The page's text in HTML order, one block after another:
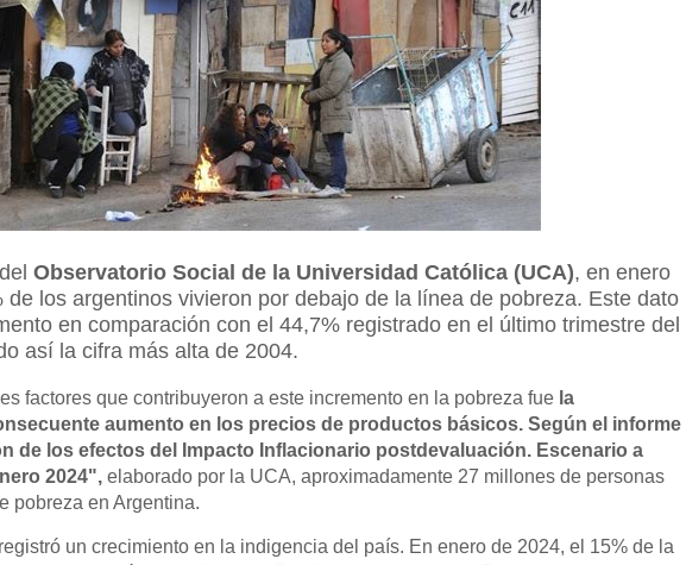
Observatorio Social de la Universidad Católica (UCA), en enero
de los argentinos vivieron por debajo de la línea de pobreza. Este dato
en comparación con el 44,7% registrado en el último trimestre del
así la cifra más alta de 2004.
factores que contribuyeron a este incremento en la pobreza fuela
aumento en los precios de productos básicos. Según el informe
de los efectos del Impacto Inflacionario postdevaluación. Escenario a
2024",elaborado por la UCA, aproximadamente 27 millones de personas
pobreza en Argentina.
un crecimiento en la indigencia del país. En enero de 2024, el 15% de la